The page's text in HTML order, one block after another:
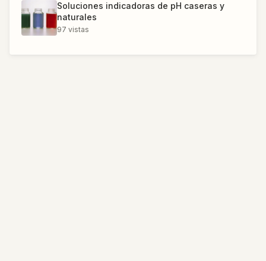
Soluciones indicadoras de pH caseras y
naturales
97 vistas